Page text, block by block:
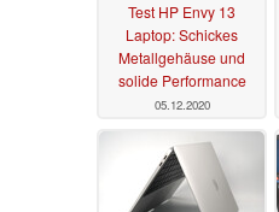
Test HP Envy 13
Laptop: Schickes
Metallgehäuse und
solide Performance
05.12.2020